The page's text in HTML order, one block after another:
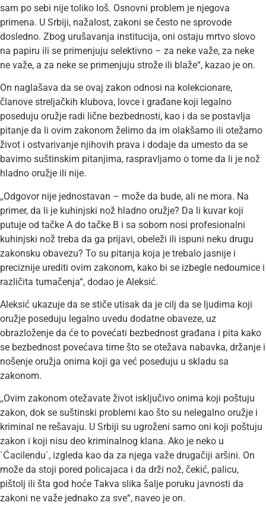
sam po sebi nije toliko loš. Osnovni problem je njegova
primena. U Srbiji, nažalost, zakoni se često ne sprovode
dosledno. Zbog urušavanja institucija, oni ostaju mrtvo slovo
na papiru ili se primenjuju selektivno – za neke važe, za neke
ne važe, a za neke se primenjuju strože ili blaže“, kazao je on.
On naglašava da se ovaj zakon odnosi na kolekcionare,
članove streljačkih klubova, lovce i građane koji legalno
poseduju oružje radi lične bezbednosti, kao i da se postavlja
pitanje da li ovim zakonom želimo da im olakšamo ili otežamo
život i ostvarivanje njihovih prava i dodaje da umesto da se
bavimo suštinskim pitanjima, raspravljamo o tome da li je nož
hladno oružje ili nije.
,,Odgovor nije jednostavan – može da bude, ali ne mora. Na
primer, da li je kuhinjski nož hladno oružje? Da li kuvar koji
putuje od tačke A do tačke B i sa sobom nosi profesionalni
kuhinjski nož treba da ga prijavi, obeleži ili ispuni neku drugu
zakonsku obavezu? To su pitanja koja je trebalo jasnije i
preciznije urediti ovim zakonom, kako bi se izbegle nedoumice i
različita tumačenja“, dodao je Aleksić.
Aleksić ukazuje da se stiče utisak da je cilj da se ljudima koji
oružje poseduju legalno uvedu dodatne obaveze, uz
obrazloženje da će to povećati bezbednost građana i pita kako
se bezbednost povećava time što se otežava nabavka, držanje i
nošenje oružja onima koji ga već poseduju u skladu sa
zakonom.
,,Ovim zakonom otežavate život isključivo onima koji poštuju
zakon, dok se suštinski problemi kao što su nelegalno oružje i
kriminal ne rešavaju. U Srbiji su ugroženi samo oni koji poštuju
zakon i koji nisu deo kriminalnog klana. Ako je neko u
`Ćacilendu`, izgleda kao da za njega važe drugačiji aršini. On
može da stoji pored policajaca i da drži nož, čekić, palicu,
pištolj ili šta god hoće Takva slika šalje poruku javnosti da
zakoni ne važe jednako za sve“, naveo je on.